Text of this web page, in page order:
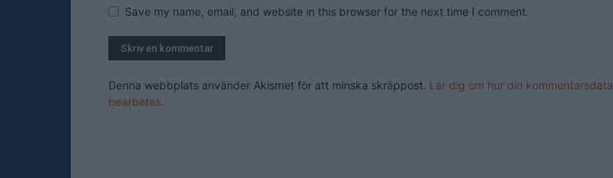
Save my name, email, and website in this browser for the next time I comment.
Denna webbplats använder Akismet för att minska skräppost. Lär dig om hur din kommentarsdata
bearbetas.